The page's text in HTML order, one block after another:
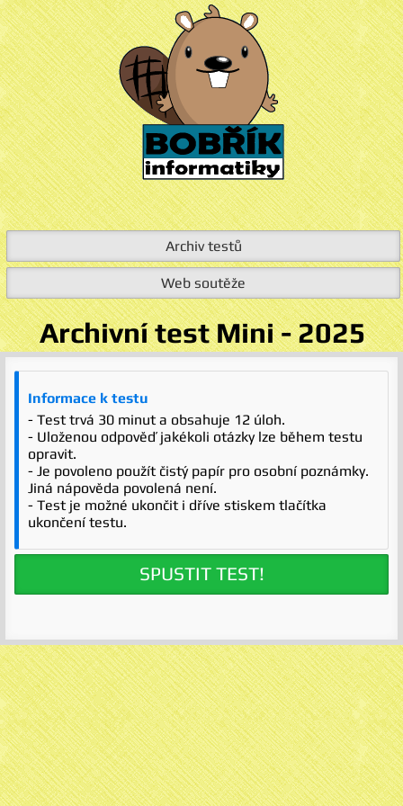
Archiv testů
Web soutěže
Archivní test Mini - 2025
Informace k testu
- Test trvá 30 minut a obsahuje 12 úloh.
- Uloženou odpověď jakékoli otázky lze během testu
opravit.
- Je povoleno použít čistý papír pro osobní poznámky.
Jiná nápověda povolená není.
- Test je možné ukončit i dříve stiskem tlačítka
ukončení testu.
SPUSTIT TEST!